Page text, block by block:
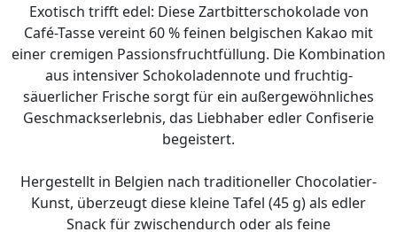
Exotisch trifft edel: Diese Zartbitterschokolade von
Café-Tasse vereint 60 % feinen belgischen Kakao mit
einer cremigen Passionsfruchtfüllung. Die Kombination
aus intensiver Schokoladennote und fruchtig-
säuerlicher Frische sorgt für ein außergewöhnliches
Geschmackserlebnis, das Liebhaber edler Confiserie
begeistert.
Hergestellt in Belgien nach traditioneller Chocolatier-
Kunst, überzeugt diese kleine Tafel (45 g) als edler
Snack für zwischendurch oder als feine